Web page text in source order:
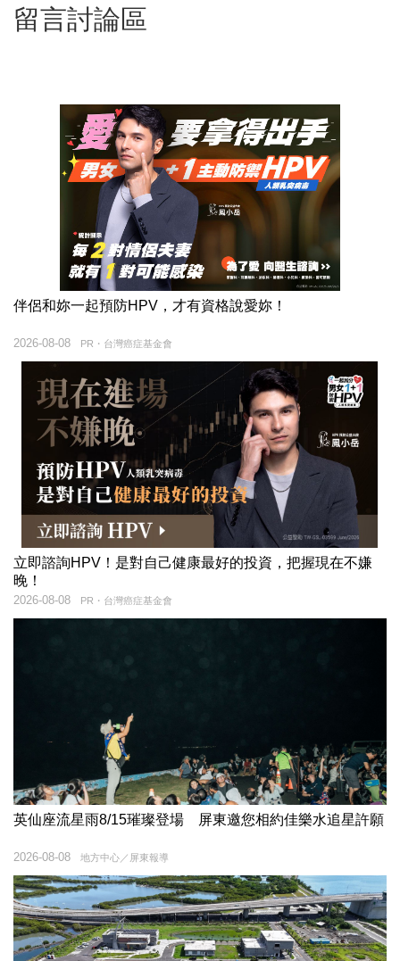
留言討論區
伴侶和妳一起預防HPV，才有資格說愛妳！
PR・台灣癌症基金會
2026-08-08
立即諮詢HPV！是對自己健康最好的投資，把握現在不嫌
晚！
PR・台灣癌症基金會
2026-08-08
英仙座流星雨8/15璀璨登場 屏東邀您相約佳樂水追星許願
地方中心／屏東報導
2026-08-08